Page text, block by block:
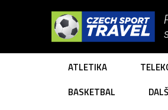
ATLETIKA
BASKETBAL